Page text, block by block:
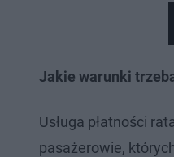
Jakie warunki
Usługa płatności
pasażerowie,